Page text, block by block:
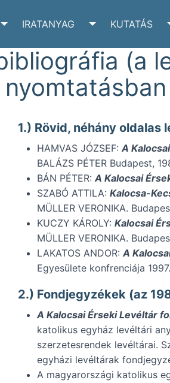
TOGGLE LEVÉLTÁR SUBMENU
IRATANYAG
TOGGLE
KUTATÁS
(a
1.) Rövid, néhány
HAMVAS JÓZSEF:A
BALÁZS PÉTER Budapest,
BÁN PÉTER:A Kalocsai
SZABÓ ATTILA: Kalocsa-
MÜLLER VERONIKA.
KUCZY KÁROLY: Kalocsai
MÜLLER VERONIKA.
LAKATOS ANDOR:A
Egyesülete konfrenciája
2.) Fondjegyzékek (az
A Kalocsai Érseki Levéltár
katolikus egyház levéltári
szerzetesrendek levéltárai.
egyházi levéltárak
A magyarországi katolikus